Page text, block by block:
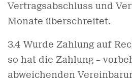
Vertragsabschluss und
Monate überschreitet.
3.4 Wurde Zahlung auf
so hat die Zahlung –
abweichenden